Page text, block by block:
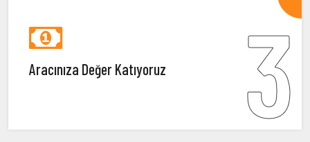
3
Aracınıza Değer Katıyoruz